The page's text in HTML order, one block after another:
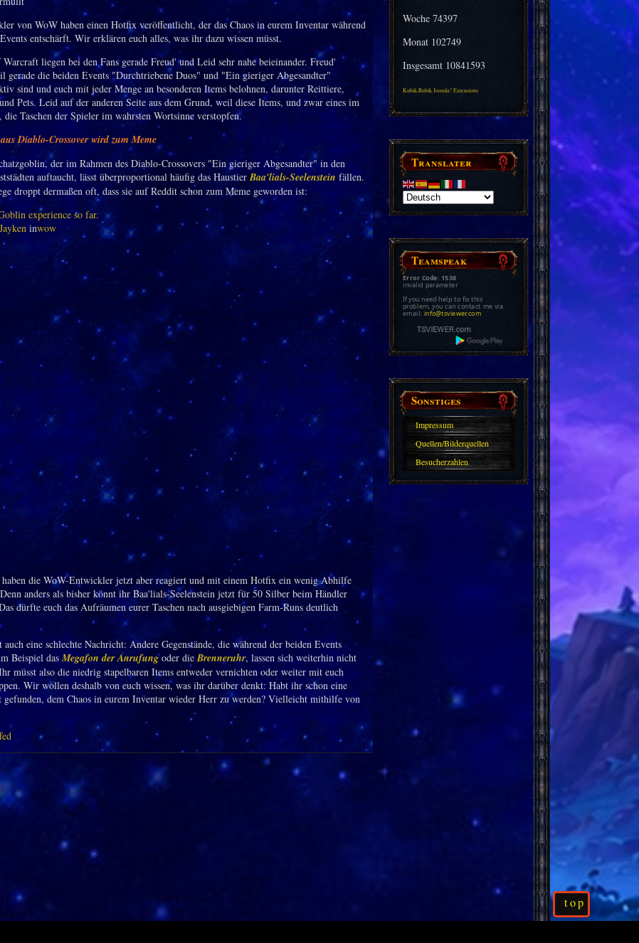
Woche74397
Monat 102749
Insgesamt 10841593
Kubik-Rubik Joomla! Extensions
Translater
Teamspeak
Error Code: 1538
invalid parameter
If you need help to fix this
problem, you can contact me via
email: info@tsviewer.com
Sonstiges
Impressum
Quellen/Bilderquellen
Besucherzahlen
von WoW haben einen Hotfix veröffentlicht, der das Chaos in eurem Inventar während
entschärft. Wir erklären euch alles, was ihr dazu wissen müsst.
liegen bei den Fans gerade Freud' und Leid sehr nahe beieinander. Freud'
gerade die beiden Events "Durchtriebene Duos" und "Ein gieriger Abgesandter"
sind und euch mit jeder Menge an besonderen Items belohnen, darunter Reittiere,
Pets. Leid auf der anderen Seite aus dem Grund, weil diese Items, und zwar eines im
die Taschen der Spieler im wahrsten Wortsinne verstopfen.
Diablo-Crossover wird zum Meme
der im Rahmen des Diablo-Crossovers "Ein gieriger Abgesandter" in den
auftaucht, lässt überproportional häufig das HaustierBaa'lials-Seelenstein fällen.
droppt dermaßen oft, dass sie auf Reddit schon zum Meme geworden ist:
experience so far.
inwow
die WoW-Entwickler jetzt aber reagiert und mit einem Hotfix ein wenig Abhilfe
anders als bisher könnt ihr Baa'lials-Seelenstein jetzt für 50 Silber beim Händler
dürfte euch das Aufräumen eurer Taschen nach ausgiebigen Farm-Runs deutlich
auch eine schlechte Nachricht: Andere Gegenstände, die während der beiden Events
Beispiel dasMegafon der Anrufungoder dieBrenneruhr, lassen sich weiterhin nicht
müsst also die niedrig stapelbaren Items entweder vernichten oder weiter mit euch
Wir wollen deshalb von euch wissen, was ihr darüber denkt: Habt ihr schon eine
dem Chaos in eurem Inventar wieder Herr zu werden? Vielleicht mithilfe von
top